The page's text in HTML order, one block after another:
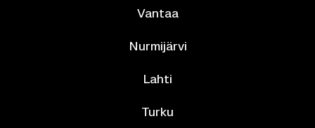
Van­taa
Nur­mi­jär­vi
Lahti
Turku